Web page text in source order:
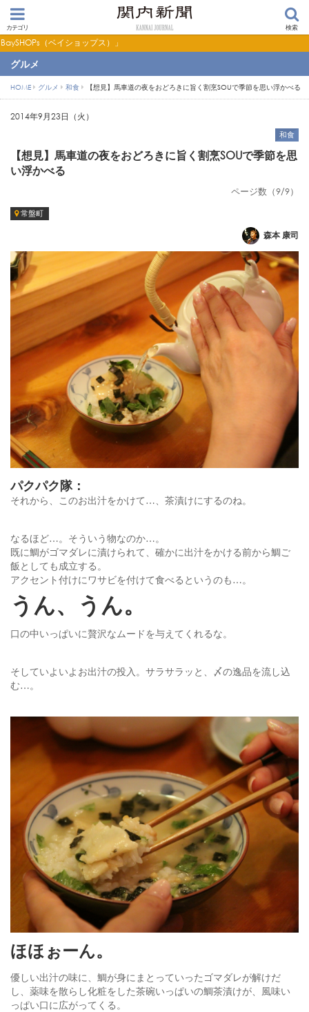
カテゴリ 検索
」
グルメ
HOME グルメ 和食 【想見】馬車道の夜をおどろきに旨く割烹SOUで季節を思い浮かべる
2014年9月23日（火）
【想見】馬車道の夜をおどろきに旨く割烹SOUで季節を思
い浮かべる
ページ数（9/9）
和食
常盤町
森本 康司
パクパク隊：
それから、このお出汁をかけて…、茶漬けにするのね。
なるほど…。そういう物なのか…。
既に鯛がゴマダレに漬けられて、確かに出汁をかける前から鯛ご
飯としても成立する。
アクセント付けにワサビを付けて食べるというのも…。
うん、うん。
口の中いっぱいに贅沢なムードを与えてくれるな。
そしていよいよお出汁の投入。サラサラッと、〆の逸品を流し込
む…。
ほほぉーん。
優しい出汁の味に、鯛が身にまとっていったゴマダレが解けだ
し、薬味を散らし化粧をした茶碗いっぱいの鯛茶漬けが、風味い
っぱい口に広がってくる。